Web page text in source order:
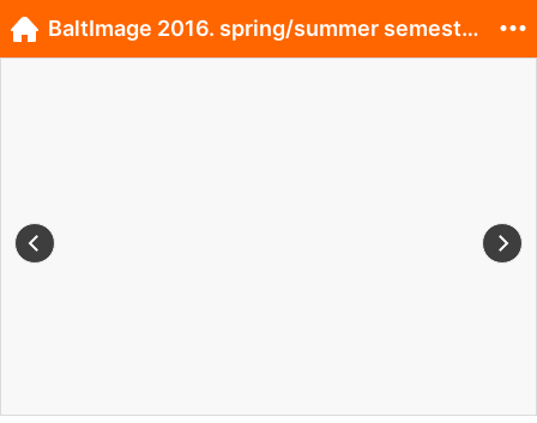
BaltImage 2016. spring/summer semester team! :)